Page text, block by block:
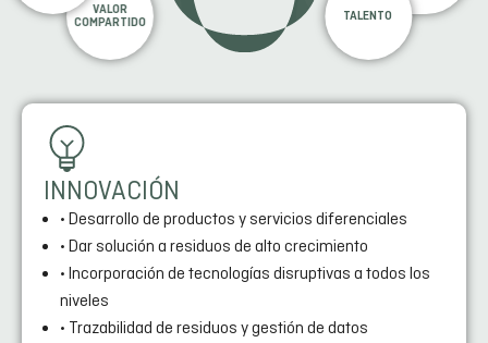
TALENTO
VALOR
COMPARTIDO
INNOVACIÓN
• Desarrollo de productos y servicios diferenciales
• Dar solución a residuos de alto crecimiento
• Incorporación de tecnologías disruptivas a todos los
niveles
• Trazabilidad de residuos y gestión de datos